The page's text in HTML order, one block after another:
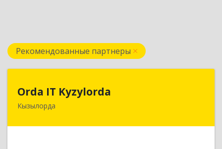
Рекомендованные партнеры
Orda IT Kyzylorda
Кызылорда
120008, Республика Казахстан, г. Кызылорда, пр.